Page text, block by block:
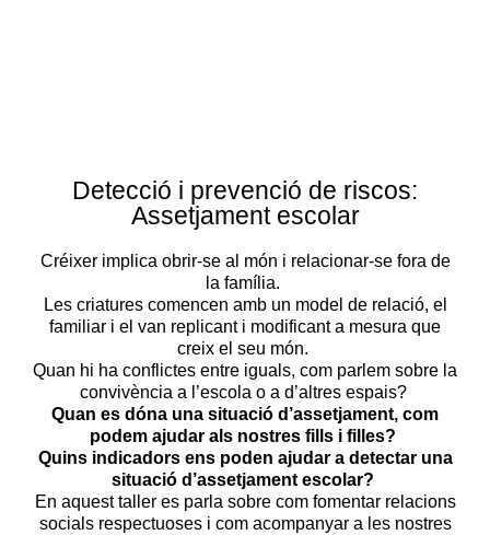
Detecció i prevenció de riscos:
Assetjament escolar
Créixer implica obrir-se al món i relacionar-se fora de
la família.
Les criatures comencen amb un model de relació, el
familiar i el van replicant i modificant a mesura que
creix el seu món.
Quan hi ha conflictes entre iguals, com parlem sobre la
convivència a l’escola o a d’altres espais?
Quan es dóna una situació d’assetjament, com
podem ajudar als nostres fills i filles?
Quins indicadors ens poden ajudar a detectar una
situació d’assetjament escolar?
En aquest taller es parla sobre com fomentar relacions
socials respectuoses i com acompanyar a les nostres